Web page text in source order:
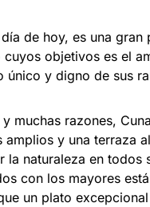
de hoy, es una
cuyos objetivos es el
único y digno de sus
y muchas razones,
amplios y una terraza
la naturaleza en todos
con los mayores
un plato